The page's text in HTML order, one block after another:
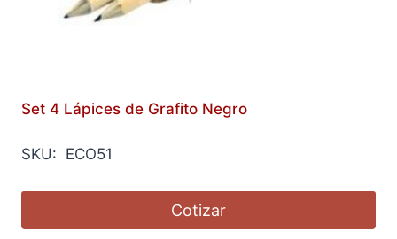
Set 4 Lápices de Grafito Negro
SKU: ECO51
Cotizar